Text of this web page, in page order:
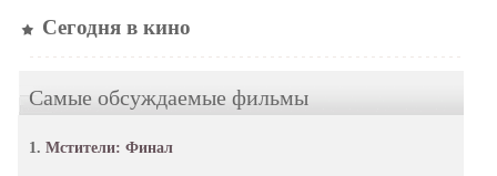
Сегодня в кино
Самые обсуждаемые фильмы
1. Мстители: Финал